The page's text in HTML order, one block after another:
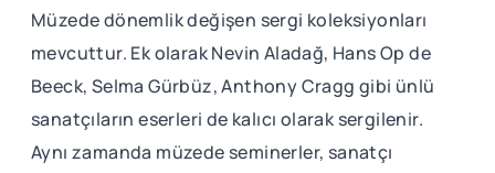
Müzede dönemlik değişen sergi koleksiyonları
mevcuttur. Ek olarak Nevin Aladağ, Hans Op de
Beeck, Selma Gürbüz, Anthony Cragg gibi ünlü
sanatçıların eserleri de kalıcı olarak sergilenir.
Aynı zamanda müzede seminerler, sanatçı